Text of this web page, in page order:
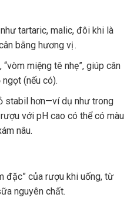
tartaric, malic, đôi khi là
bằng hương vị .
miệng tê nhẹ”, giúp cân
(nếu có).
stabil hơn—ví dụ như trong
với pH cao có thể có màu
nâu.
đặc” của rượu khi uống, từ
nguyên chất.